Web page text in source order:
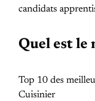
candidats
Quel est le
Top 10 des
Cuisinier